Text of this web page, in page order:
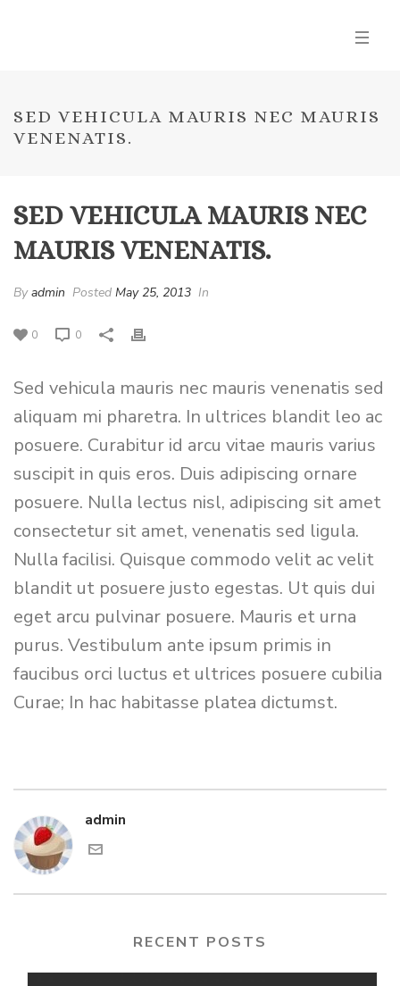
SED VEHICULA MAURIS NEC MAURIS
VENENATIS.
SED VEHICULA MAURIS NEC
MAURIS VENENATIS.
Byadmin Posted May 25, 2013 In
0 0
Sed vehicula mauris nec mauris venenatis sed
aliquam mi pharetra. In ultrices blandit leo ac
posuere. Curabitur id arcu vitae mauris varius
suscipit in quis eros. Duis adipiscing ornare
posuere. Nulla lectus nisl, adipiscing sit amet
consectetur sit amet, venenatis sed ligula.
Nulla facilisi. Quisque commodo velit ac velit
blandit ut posuere justo egestas. Ut quis dui
eget arcu pulvinar posuere. Mauris et urna
purus. Vestibulum ante ipsum primis in
faucibus orci luctus et ultrices posuere cubilia
Curae; In hac habitasse platea dictumst.
admin
RECENT POSTS